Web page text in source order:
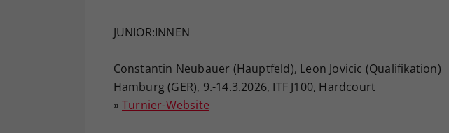
JUNIOR:INNEN
Constantin Neubauer (Hauptfeld), Leon Jovicic (Qualifikation)
Hamburg (GER), 9.-14.3.2026, ITF J100, Hardcourt
» Turnier-Website